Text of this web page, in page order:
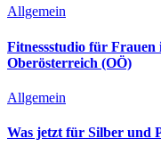
Allgemein
Fitnessstudio für
Oberösterreich (OÖ)
Allgemein
Was jetzt für Silber und